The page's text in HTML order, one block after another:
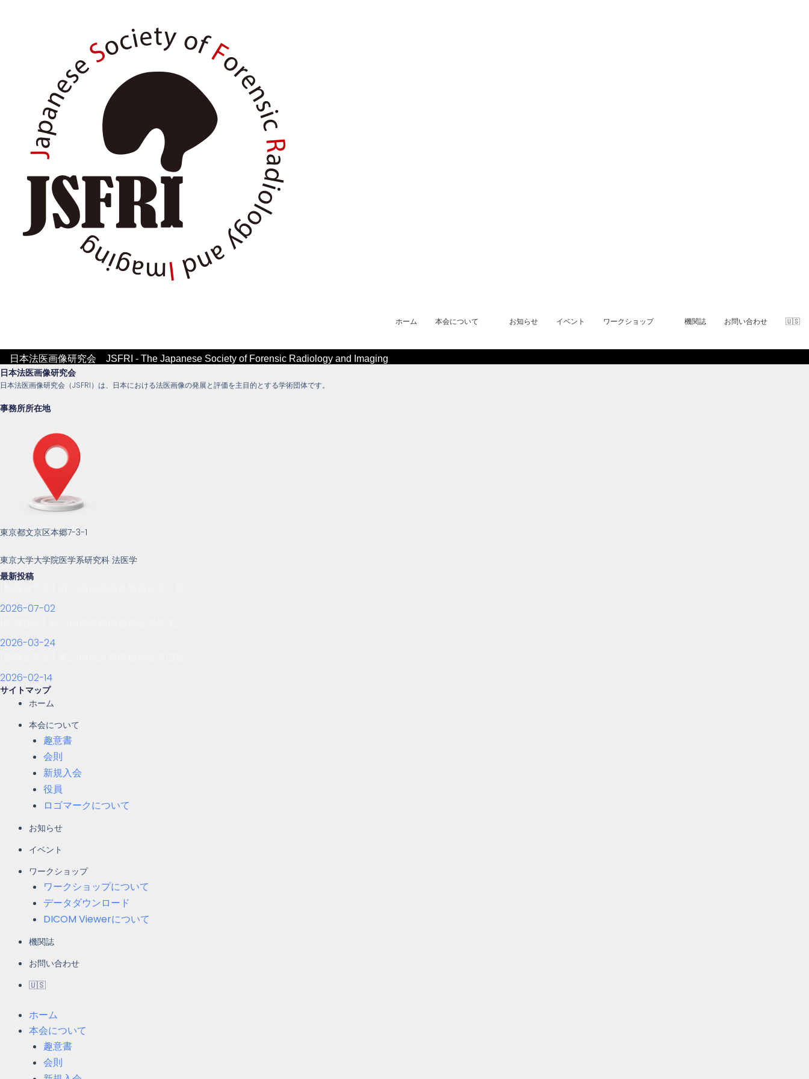
ホーム 本会について お知らせ イベント ワークショップ 機関誌 お問い合わせ 🇺🇸
日本法医画像研究会 JSFRI - The Japanese Society of Forensic Radiology and Imaging
日本法医画像研究会
日本法医画像研究会（JSFRI）は、日本における法医画像の発展と評価を主目的とする学術団体です。
事務所所在地
東京都文京区本郷7-3-1
東京大学大学院医学系研究科 法医学
最新投稿
2026-07-02
2026-03-24
2026-02-14
サイトマップ
ホーム
本会について
趣意書
会則
新規入会
役員
ロゴマークについて
お知らせ
イベント
ワークショップ
ワークショップについて
データダウンロード
DICOM Viewerについて
機関誌
お問い合わせ
🇺🇸
ホーム
本会について
趣意書
会則